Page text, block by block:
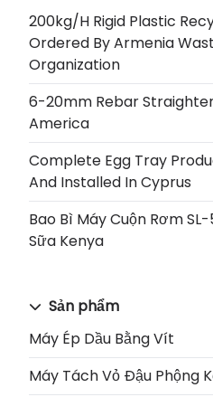
200kg/h Rigid Plastic
Ordered By Armenia
Organization
6-20mm Rebar
America
Complete Egg Tray
And Installed In Cyprus
Bao Bì Máy Cuộn Rơm
Sữa Kenya
Sản phẩm
Máy Ép Dầu Bằng Vít
Máy Tách Vỏ Đậu Phộng